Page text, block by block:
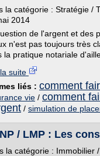
la catégorie : Stratégie /
2014
de l'argent et des
n'est pas toujours très
la pratique notariale
suite
liés : comment
vie / comment
/ simulation de
/ LMP : Les
la catégorie : Immobilier